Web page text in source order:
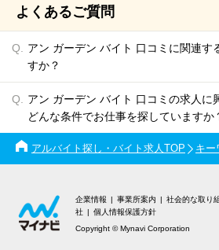
よくあるご質問
アン ガーデン バイト 口コミに関連す
すか？
アン ガーデン バイト 口コミの求人に
どんな条件でお仕事を探していますか
アルバイト探し・バイト求人TOP キー
企業情報 事業所案内 社会的な取り
社
個人情報保護方針
Copyright © Mynavi Corporation